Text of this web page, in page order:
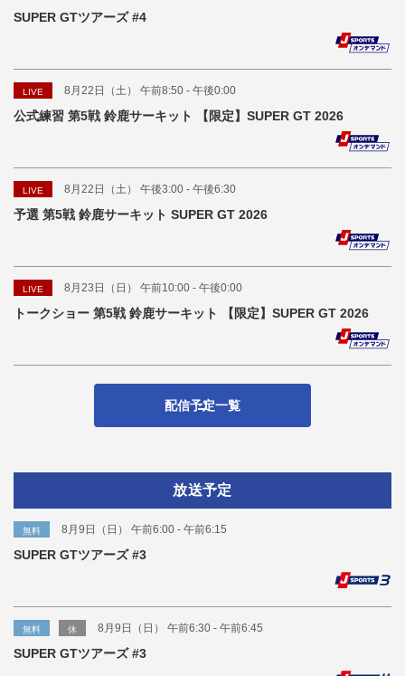
SUPER GTツアーズ #4
LIVE 8月22日（土） 午前8:50 - 午後0:00
公式練習 第5戦 鈴鹿サーキット 【限定】SUPER GT 2026
LIVE 8月22日（土） 午後3:00 - 午後6:30
予選 第5戦 鈴鹿サーキット SUPER GT 2026
LIVE 8月23日（日） 午前10:00 - 午後0:00
トークショー 第5戦 鈴鹿サーキット 【限定】SUPER GT 2026
配信予定一覧
放送予定
無料 8月9日（日） 午前6:00 - 午前6:15
SUPER GTツアーズ #3
無料 休 8月9日（日） 午前6:30 - 午前6:45
SUPER GTツアーズ #3